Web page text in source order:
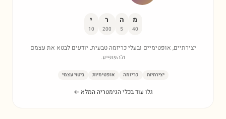
מ
40
ה
5
ר
200
י
10
יצירתיים, אופטימיים ובעלי כריזמה טבעית. יודעים לבטא את עצמם
ולהשפיע.
יצירתיות כריזמה אופטימיות ביטוי עצמי
גלו עוד בכלי הגימטריה המלא ←